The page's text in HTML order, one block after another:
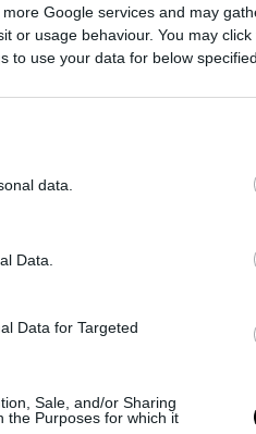
Google services and may
or usage behaviour. You may
to use your data for below
data.
Data.
Data for Targeted
Sale, and/or Sharing
the Purposes for which it
(Πόρτο), Ζοσέ Σα
Βέλιο
Γιουνάιτεντ),
Σεμέδο
Βέιγκα (Βιγιαρεάλ),
(Μπενφίκα).
Σαμουέλ Κόστα
Σεν Ζερμέν),
Μπερνάρντο Σίλβα
Φρανσίσκο Τρινκάο
(Γιουβέντους), Πέδρο